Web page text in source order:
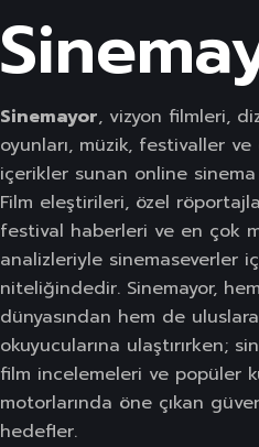
Sinemayor, vizyon filmleri,
oyunları, müzik, festivaller
içerikler sunan online
Film eleştirileri, özel
festival haberleri ve en çok
analizleriyle sinemaseverler
niteliğindedir. Sinemayor,
dünyasından hem de
okuyucularına ulaştırırken;
film incelemeleri ve popüler
motorlarında öne çıkan
hedefler.